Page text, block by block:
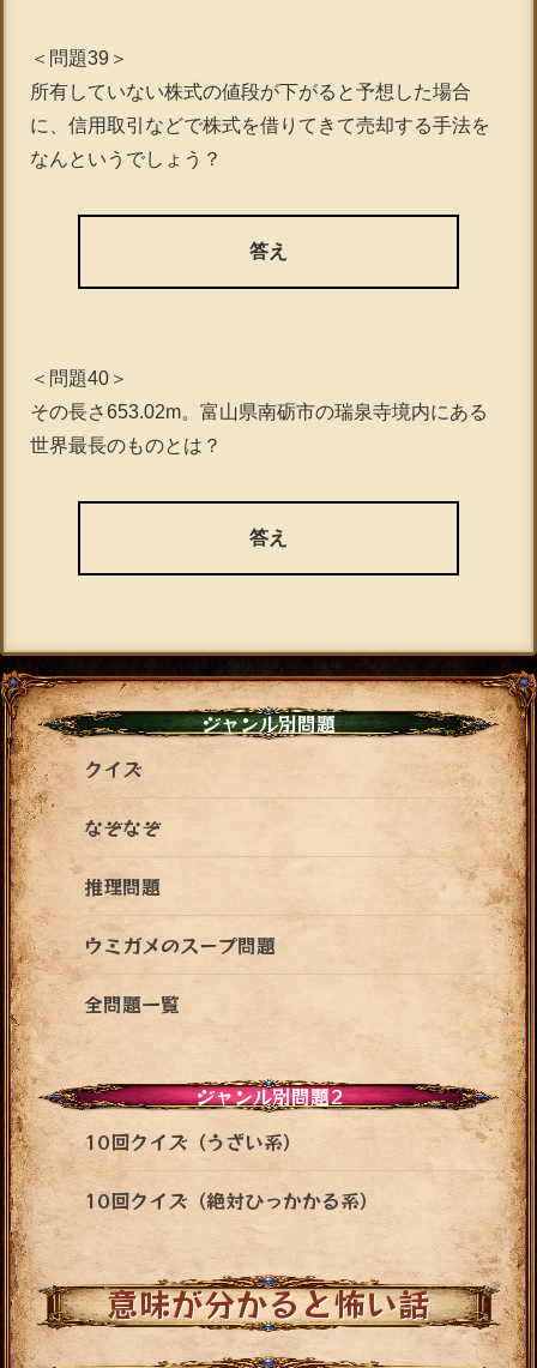
＜問題39＞
所有していない株式の値段が下がると予想した場合
に、信用取引などで株式を借りてきて売却する手法を
なんというでしょう？
答え
＜問題40＞
その長さ653.02m。富山県南砺市の瑞泉寺境内にある
世界最長のものとは？
答え
ジャンル別問題
クイズ
なぞなぞ
推理問題
ウミガメのスープ問題
全問題一覧
ジャンル別問題2
10回クイズ（うざい系）
10回クイズ（絶対ひっかかる系）
意味が分かると怖い話